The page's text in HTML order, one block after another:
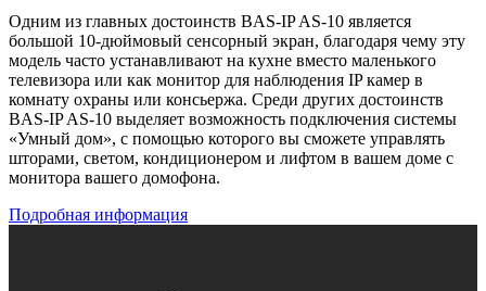
Одним из главных достоинств BAS-IP AS-10 является
большой 10-дюймовый сенсорный экран, благодаря чему эту
модель часто устанавливают на кухне вместо маленького
телевизора или как монитор для наблюдения IP камер в
комнату охраны или консьержа. Среди других достоинств
BAS-IP AS-10 выделяет возможность подключения системы
«Умный дом», с помощью которого вы сможете управлять
шторами, светом, кондиционером и лифтом в вашем доме с
монитора вашего домофона.
Подробная информация